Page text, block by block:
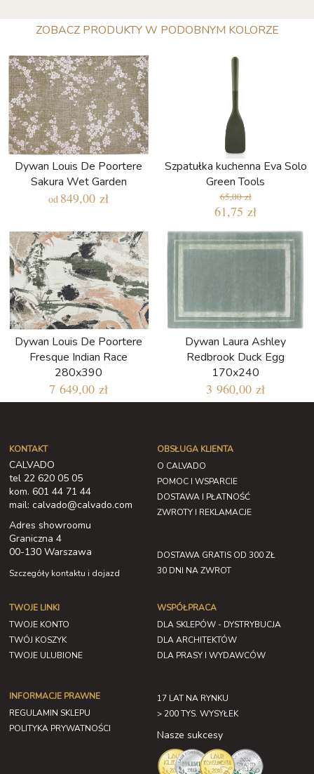
ZOBACZ PRODUKTY W PODOBNYM KOLORZE
Dywan Louis De Poortere
Sakura Wet Garden
od 849,00 zł
Szpatułka kuchenna Eva Solo
Green Tools
65,00 zł
61,75 zł
Dywan Louis De Poortere
Fresque Indian Race
280x390
7 649,00 zł
Dywan Laura Ashley
Redbrook Duck Egg
170x240
3 960,00 zł
KONTAKT
CALVADO
tel 22 620 05 05
kom. 601 44 71 44
mail: calvado@calvado.com
Adres showroomu
Graniczna 4
00-130 Warszawa
Szczegóły kontaktu i dojazd
OBSŁUGA KLIENTA
O CALVADO
POMOC I WSPARCIE
DOSTAWA I PŁATNOŚĆ
ZWROTY I REKLAMACJE
DOSTAWA GRATIS OD 300 ZŁ
30 DNI NA ZWROT
TWOJE LINKI
TWOJE KONTO
TWÓJ KOSZYK
TWOJE ULUBIONE
INFORMACJE PRAWNE
REGULAMIN SKLEPU
POLITYKA PRYWATNOŚCI
WSPÓŁPRACA
DLA SKLEPÓW - DYSTRYBUCJA
DLA ARCHITEKTÓW
DLA PRASY I WYDAWCÓW
17 LAT NA RYNKU
> 200 TYS. WYSYŁEK
Nasze sukcesy